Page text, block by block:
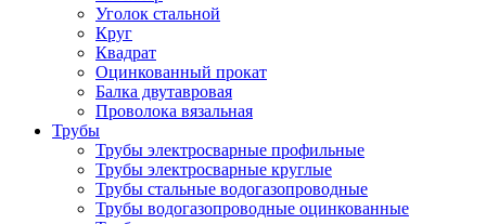
Уголок стальной
Круг
Квадрат
Оцинкованный прокат
Балка двутавровая
Проволока вязальная
Трубы
Трубы электросварные профильные
Трубы электросварные круглые
Трубы стальные водогазопроводные
Трубы водогазопроводные оцинкованные